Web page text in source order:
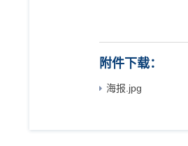
附件下载：
海报.jpg